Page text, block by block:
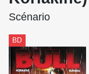
Scénario
BD